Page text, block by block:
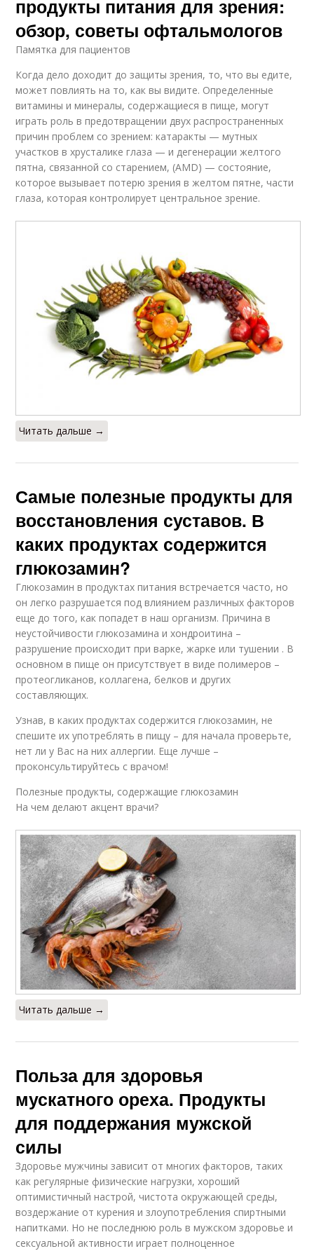
продукты питания для зрения:
обзор, советы офтальмологов
Памятка для пациентов
Когда дело доходит до защиты зрения, то, что вы едите,
может повлиять на то, как вы видите. Определенные
витамины и минералы, содержащиеся в пище, могут
играть роль в предотвращении двух распространенных
причин проблем со зрением: катаракты — мутных
участков в хрусталике глаза — и дегенерации желтого
пятна, связанной со старением, (AMD) — состояние,
которое вызывает потерю зрения в желтом пятне, части
глаза, которая контролирует центральное зрение.
Читать дальше →
Самые полезные продукты для
восстановления суставов. В
каких продуктах содержится
глюкозамин?
Глюкозамин в продуктах питания встречается часто, но
он легко разрушается под влиянием различных факторов
еще до того, как попадет в наш организм. Причина в
неустойчивости глюкозамина и хондроитина –
разрушение происходит при варке, жарке или тушении . В
основном в пище он присутствует в виде полимеров –
протеогликанов, коллагена, белков и других
составляющих.
Узнав, в каких продуктах содержится глюкозамин, не
спешите их употреблять в пищу – для начала проверьте,
нет ли у Вас на них аллергии. Еще лучше –
проконсультируйтесь с врачом!
Полезные продукты, содержащие глюкозамин
На чем делают акцент врачи?
Читать дальше →
Польза для здоровья
мускатного ореха. Продукты
для поддержания мужской
силы
Здоровье мужчины зависит от многих факторов, таких
как регулярные физические нагрузки, хороший
оптимистичный настрой, чистота окружающей среды,
воздержание от курения и злоупотребления спиртными
напитками. Но не последнюю роль в мужском здоровье и
сексуальной активности играет полноценное